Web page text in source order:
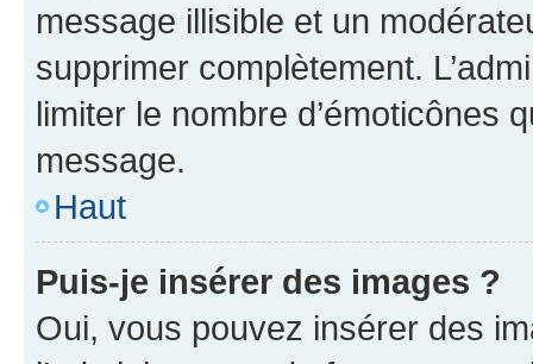
message illisible et un
supprimer complètement.
limiter le nombre d’émoticônes
message.
Haut
Puis-je insérer des images ?
Oui, vous pouvez insérer des